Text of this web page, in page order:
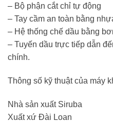
– Bộ phận cắt chỉ tự động
– Tay cầm an toàn bằng
– Hệ thống chế dầu bằng
– Tuyến dầu trực tiếp dẫn
chính.
Thông số kỹ thuật của máy
Nhà sản xuất Siruba
Xuất xứ Đài Loan